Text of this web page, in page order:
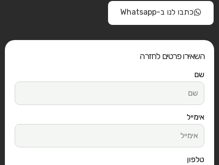
כתבו לנו ב-Whatsapp
השאירו פרטים לחזרה
שם
אימייל
טלפון